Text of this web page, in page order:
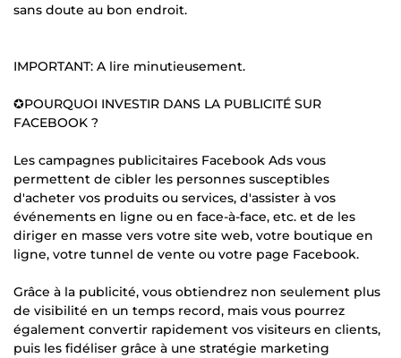
sans doute au bon endroit.
IMPORTANT: A lire minutieusement.
✪POURQUOI INVESTIR DANS LA PUBLICITÉ SUR
FACEBOOK ?
Les campagnes publicitaires Facebook Ads vous
permettent de cibler les personnes susceptibles
d'acheter vos produits ou services, d'assister à vos
événements en ligne ou en face-à-face, etc. et de les
diriger en masse vers votre site web, votre boutique en
ligne, votre tunnel de vente ou votre page Facebook.
Grâce à la publicité, vous obtiendrez non seulement plus
de visibilité en un temps record, mais vous pourrez
également convertir rapidement vos visiteurs en clients,
puis les fidéliser grâce à une stratégie marketing